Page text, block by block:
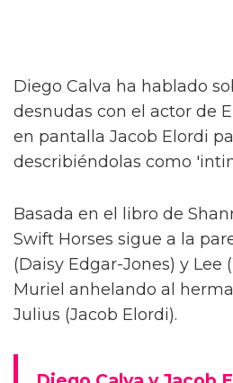
Diego Calva ha hablado
desnudas con el actor de
en pantalla Jacob Elordi
describiéndolas como